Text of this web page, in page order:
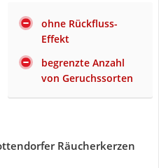
ohne Rückfluss-
Effekt
begrenzte Anzahl
von Geruchssorten
Räucherkerzen